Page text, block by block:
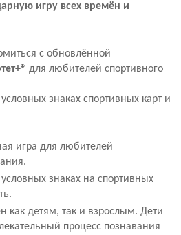
игру всех времён и
с обновлённой
для любителей спортивного
знаках спортивных карт и
игра для любителей
знаках на спортивных
как детям, так и взрослым. Дети
процесс познавания